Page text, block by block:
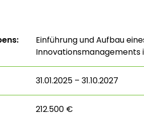
Einführung und Aufbau
Innovationsmanagements
31.01.2025 – 31.10.2027
212.500 €